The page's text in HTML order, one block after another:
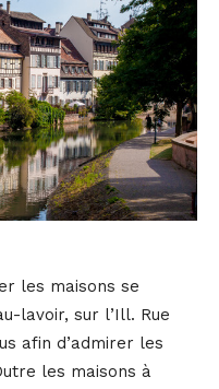
les maisons se
lavoir, sur l’Ill. Rue
afin d’admirer les
les maisons à